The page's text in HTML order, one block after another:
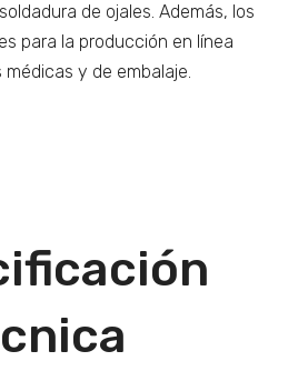
de ojales. Además, los
para la producción en línea
y de embalaje.